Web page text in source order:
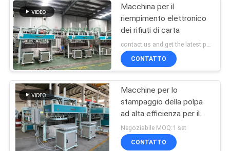
VIDEO
MOSTRA
VR
CIRCA
NOI
modanatura della
polpa
Macchina di
formatura della
cartapesta
39
Macchina per il
riempimento elettronico
dei rifiuti di carta
contact us and get the latest price MOQ:1 insieme
CONTATTO
Macchine per lo
stampaggio della polpa
ad alta efficienza per il
confezionamento
industriale
Negoziabile MOQ:1 set
CONTATTO